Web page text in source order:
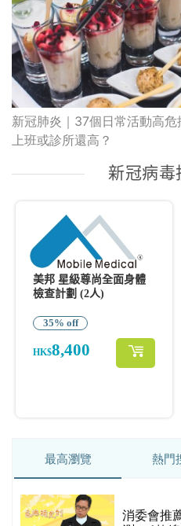
新冠肺炎｜37個日常活動高
上班或診所還高？
最高瀏覽 熱門
消委會推